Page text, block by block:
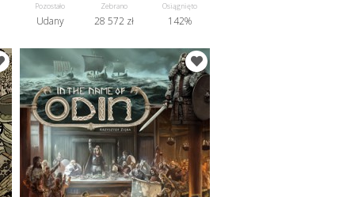
Pozostało
Udany
Zebrano
28 572 zł
Osiągnięto
142%